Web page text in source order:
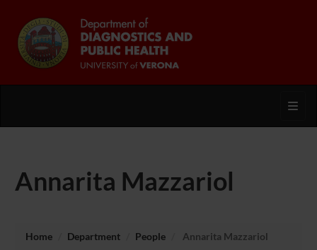
Annarita Mazzariol
Home Department People Annarita Mazzariol